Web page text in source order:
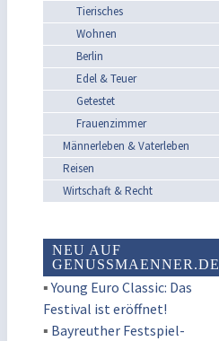
Tierisches
Wohnen
Berlin
Edel & Teuer
Getestet
Frauenzimmer
Männerleben & Vaterleben
Reisen
Wirtschaft & Recht
NEU AUF
GENUSSMAENNER.DE
▪Young Euro Classic: Das
Festival ist eröffnet!
▪ Bayreuther Festspiel-